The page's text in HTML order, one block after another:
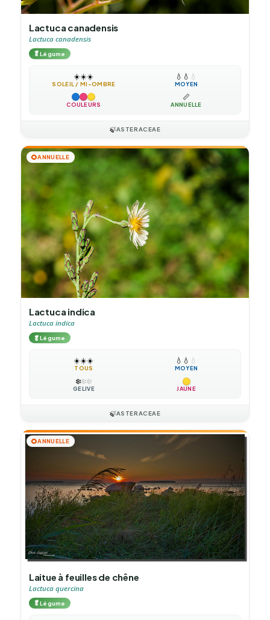
Lactuca canadensis
Lactuca canadensis
🥬Légume
☀️☀️☀️
SOLEIL / MI-OMBRE
💧 💧 💧
MOYEN
COULEURS
📏
ANNUELLE
🍃ASTERACEAE
🌻ANNUELLE
Lactuca indica
Lactuca indica
🥬Légume
☀️☀️☀️
TOUS
💧 💧 💧
MOYEN
❄️❄️❄️
GÉLIVE JAUNE
🍃ASTERACEAE
🌻ANNUELLE
Laitue à feuilles de chêne
Lactuca quercina
🥬Légume